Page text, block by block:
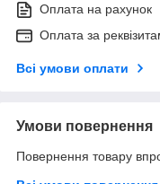
Оплата на рахунок
Оплата за
Всі умови оплати
Умови повернення
Повернення товару